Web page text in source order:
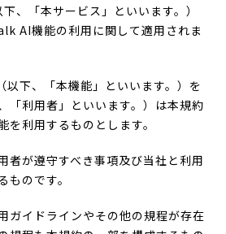
、「本サービス」といいます。）
AI機能の利用に関して適用されま
下、「本機能」といいます。）を
「利用者」といいます。）は本規約
を利用するものとします。
者が遵守すべき事項及び当社と利用
ものです。
ガイドラインやその他の規程が存在